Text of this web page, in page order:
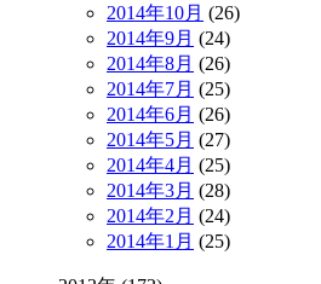
2014年10月 (26)
2014年9月 (24)
2014年8月 (26)
2014年7月 (25)
2014年6月 (26)
2014年5月 (27)
2014年4月 (25)
2014年3月 (28)
2014年2月 (24)
2014年1月 (25)